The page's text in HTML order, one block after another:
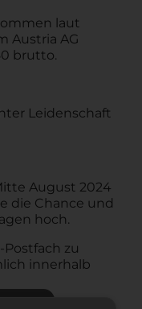
laut
Austria AG
brutto.
Leidenschaft
August 2024
die Chance und
hoch.
Postfach zu
innerhalb